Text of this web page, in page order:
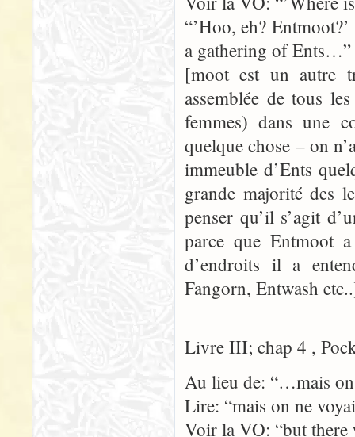
“’Hoo, eh?
a gathering of Ents…”
[moot est un autre
assemblée de tous
femmes) dans une
quelque chose – on
immeuble d’Ents
grande majorité des
penser qu’il s’agit
parce que Entmoot
d’endroits il a
Fangorn, Entwash
Livre III; chap 4 ,
Au lieu de: “…mais on
Lire: “mais on ne
Voir la VO: “but there